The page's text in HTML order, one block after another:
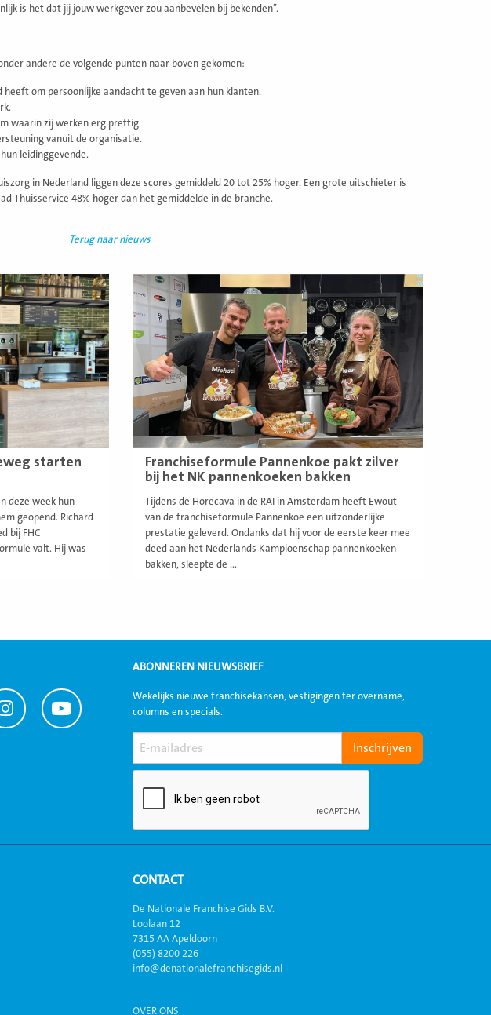
is het dat jij jouw werkgever zou aanbevelen bij bekenden’’.
andere de volgende punten naar boven gekomen:
om persoonlijke aandacht te geven aan hun klanten.
waarin zij werken erg prettig.
vanuit de organisatie.
leidinggevende.
in Nederland liggen deze scores gemiddeld 20 tot 25% hoger. Een grote uitschieter is
Thuisservice 48% hoger dan het gemiddelde in de branche.
Terug naar nieuws
starten
deze week hun
geopend. Richard
bij FHC
valt. Hij was
Franchiseformule Pannenkoe pakt zilver
bij het NK pannenkoeken bakken
Tijdens de Horecava in de RAI in Amsterdam heeft Ewout
van de franchiseformule Pannenkoe een uitzonderlijke
prestatie geleverd. Ondanks dat hij voor de eerste keer mee
deed aan het Nederlands Kampioenschap pannenkoeken
bakken, sleepte de ...
Lees
meer
Ga
naar
ABONNEREN NIEUWSBRIEF
Wekelijks nieuwe franchisekansen, vestigingen ter overname,
columns en specials.
CONTACT
De Nationale Franchise Gids B.V.
Loolaan 12
7315 AA Apeldoorn
(055) 8200 226
info@denationalefranchisegids.nl
OVER ONS